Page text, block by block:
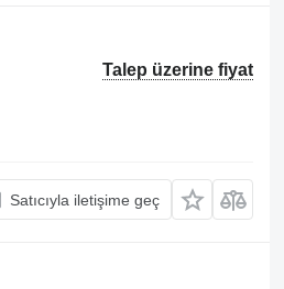
Talep üzerine fiyat
Satıcıyla iletişime geç